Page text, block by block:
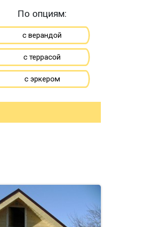
По опциям:
с верандой
с террасой
с эркером
с котельной
с панорамными окнами
с гостевой комнатой